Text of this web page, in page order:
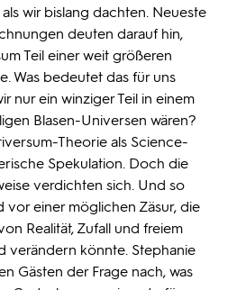
wir bislang dachten. Neueste
deuten darauf hin,
Teil einer weit größeren
Was bedeutet das für uns
nur ein winziger Teil in einem
Blasen-Universen wären?
Theorie als Science-
Spekulation. Doch die
verdichten sich. Und so
vor einer möglichen Zäsur, die
Realität, Zufall und freiem
verändern könnte. Stephanie
Gästen der Frage nach, was